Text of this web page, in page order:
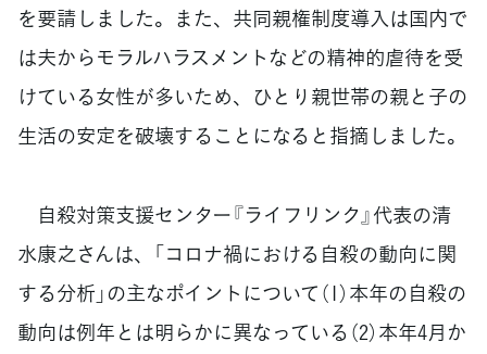
を要請しました。また、共同親権制度導入は国内で
は夫からモラルハラスメントなどの精神的虐待を受
けている女性が多いため、ひとり親世帯の親と子の
生活の安定を破壊することになると指摘しました。
自殺対策支援センター『ライフリンク』代表の清
水康之さんは、「コロナ禍における自殺の動向に関
する分析」の主なポイントについて（1）本年の自殺の
動向は例年とは明らかに異なっている（2）本年4月か